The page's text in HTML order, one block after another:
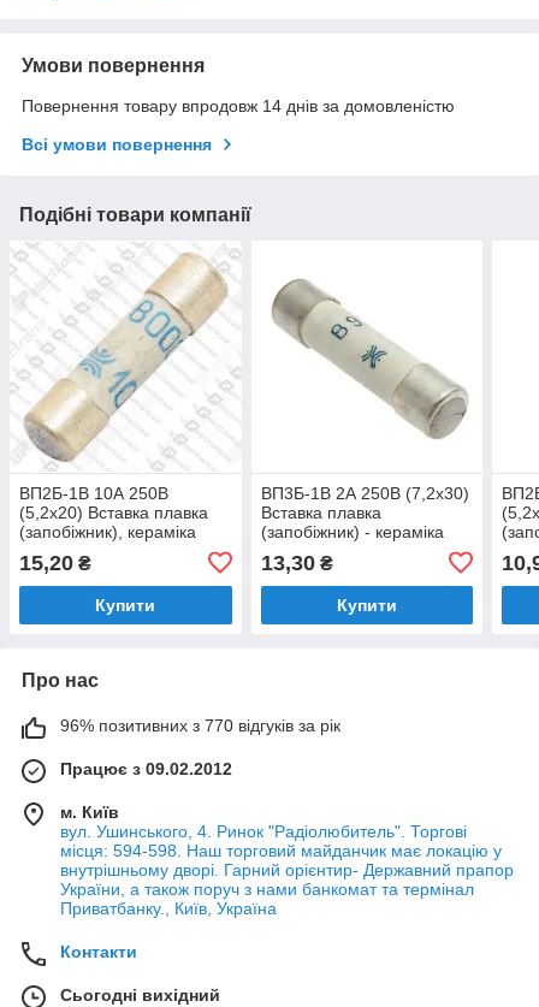
Умови повернення
Повернення товару впродовж 14 днів за домовленістю
Всі умови повернення
Подібні товари компанії
ВП2Б-1В 10А 250В
(5,2x20) Вставка плавка
(запобіжник), кераміка
15,20 ₴
Купити
ВП3Б-1В 2А 250В (7,2x30)
Вставка плавка
(запобіжник) - кераміка
13,30₴
Купити
Про нас
96% позитивних з 770 відгуків за рік
Працює з 09.02.2012
м. Київ
вул. Ушинського, 4. Ринок "Радіолюбитель". Торгові
місця: 594-598. Наш торговий майданчик має локацію у
внутрішньому дворі. Гарний орієнтир- Державний прапор
України, а також поруч з нами банкомат та термінал
Приватбанку., Київ, Україна
Контакти
Сьогодні вихідний